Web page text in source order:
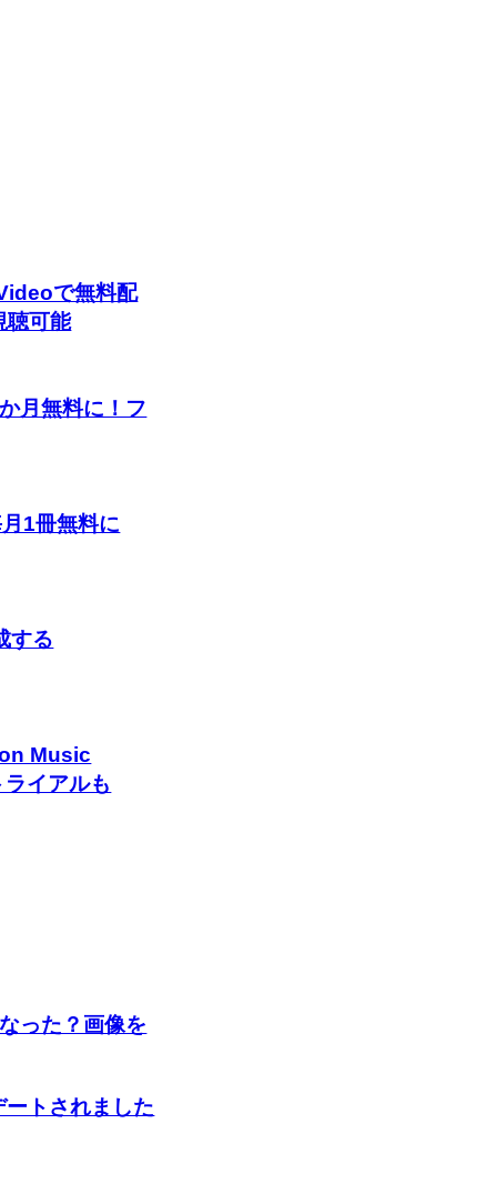
で無料配
聴可能
月無料に！フ
1冊無料に
する
Music
イアルも
った？画像を
トされました